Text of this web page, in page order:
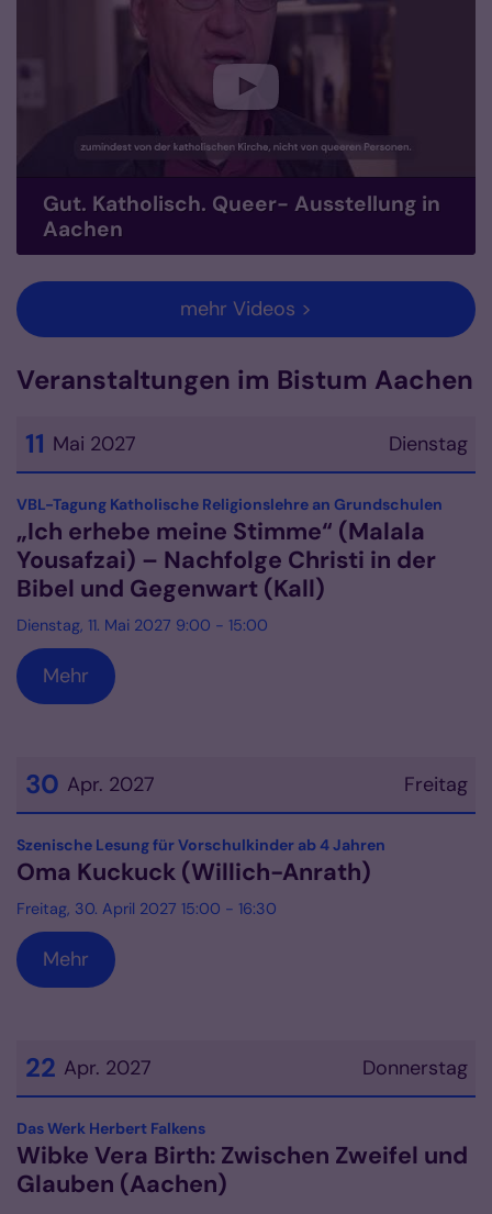
Gut. Katholisch. Queer- Ausstellung in
Aachen
mehr Videos >
Veranstaltungen im Bistum Aachen
Dienstag
11 Mai 2027
Datum: 11. Mai 2027
VBL-Tagung Katholische Religionslehre an Grundschulen
„Ich erhebe meine Stimme“ (Malala
Yousafzai) – Nachfolge Christi in der
Bibel und Gegenwart (Kall)
Dienstag, 11. Mai 2027 9:00 - 15:00
Mehr
Freitag
30 Apr. 2027
Datum: 30. April 2027
Szenische Lesung für Vorschulkinder ab 4 Jahren
Oma Kuckuck (Willich-Anrath)
Freitag, 30. April 2027 15:00 - 16:30
Mehr
Donnerstag
22 Apr. 2027
Datum: 22. April 2027
Das Werk Herbert Falkens:
Wibke Vera Birth: Zwischen Zweifel und
Glauben (Aachen)